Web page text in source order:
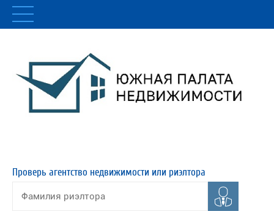
Проверь агентство недвижимости или риэлтора